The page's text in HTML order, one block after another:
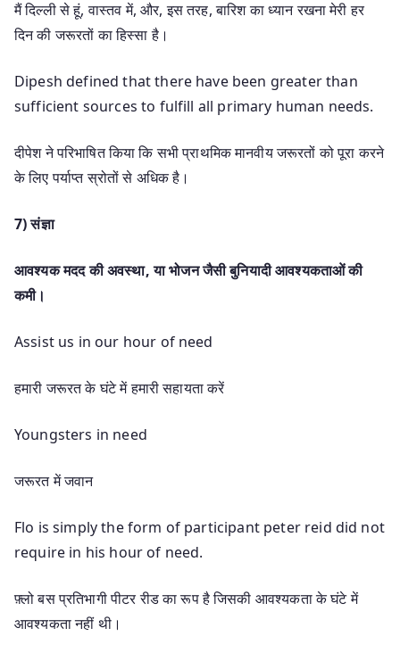
मैं दिल्ली से हूं, वास्तव में, और, इस तरह, बारिश का ध्यान रखना मेरी हर
दिन की जरूरतों का हिस्सा है।
Dipesh defined that there have been greater than
sufficient sources to fulfill all primary human needs.
दीपेश ने परिभाषित किया कि सभी प्राथमिक मानवीय जरूरतों को पूरा करने
के लिए पर्याप्त स्रोतों से अधिक है।
7)संज्ञा
आवश्यक मदद की अवस्था,या भोजन जैसी बुनियादी आवश्यकताओं की
कमी।
Assist us in our hour of need
हमारी जरूरत के घंटे में हमारी सहायता करें
Youngsters in need
जरूरत में जवान
Flo is simply the form of participant peter reid did not
require in his hour of need.
फ़्लो बस प्रतिभागी पीटर रीड का रूप है जिसकी आवश्यकता के घंटे में
आवश्यकता नहीं थी।